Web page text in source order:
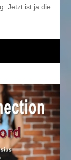
Jetzt ist ja die